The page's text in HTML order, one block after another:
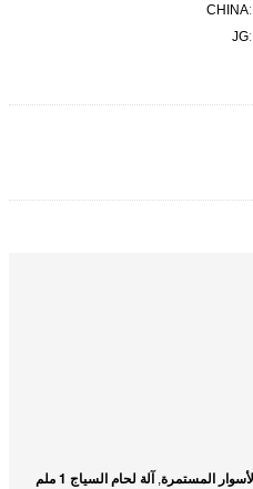
CHINA
JG
المستمرة, آلة لحام السياج 1 ملم